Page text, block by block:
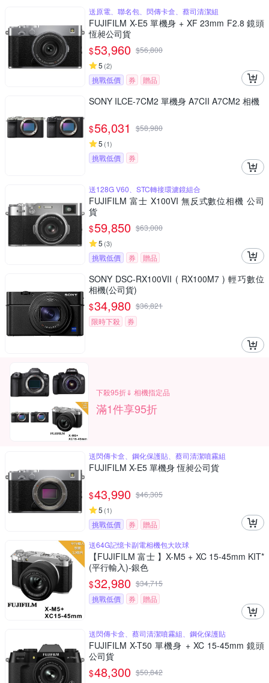
送原電、聯名包、閃傳卡盒、蔡司清潔組
FUJIFILM X-E5 單機身 + XF 23mm F2.8 鏡頭
恆昶公司貨
$53,960 $56,800
5 (2)
挑戰低價 券 贈品
SONY ILCE-7CM2 單機身 A7CII A7CM2 相機
$56,031 $58,980
5 (1)
挑戰低價 券
送128G V60、STC轉接環濾鏡組合
FUJIFILM 富士 X100VI 無反式數位相機 公司
貨
$59,850 $63,000
5 (3)
挑戰低價 券 贈品
SONY DSC-RX100VII ( RX100M7 ) 輕巧數位
相機(公司貨)
$34,980 $36,821
限時下殺
券
下殺95折⇓ 相機指定品
滿1件享95折
送閃傳卡盒、鋼化保護貼、蔡司清潔噴霧組
FUJIFILM X-E5 單機身 恆昶公司貨
$43,990 $46,305
5 (1)
挑戰低價 券
贈品
送64G記憶卡副電相機包大吹球
【FUJIFILM 富士 】X-M5 + XC 15-45mm KIT*
(平行輸入)-銀色
$32,980 $34,715
挑戰低價
券 贈品
送閃傳卡盒、蔡司清潔噴霧組、鋼化保護貼
FUJIFILM X-T50 單機身 + XC 15-45mm 鏡頭
公司貨
$48,300 $50,842